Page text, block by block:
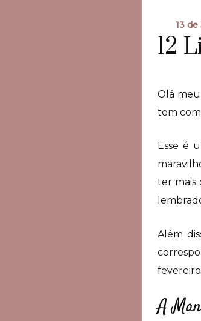
13
12
Olá meu
tem
Esse é
ter mais
Além
A